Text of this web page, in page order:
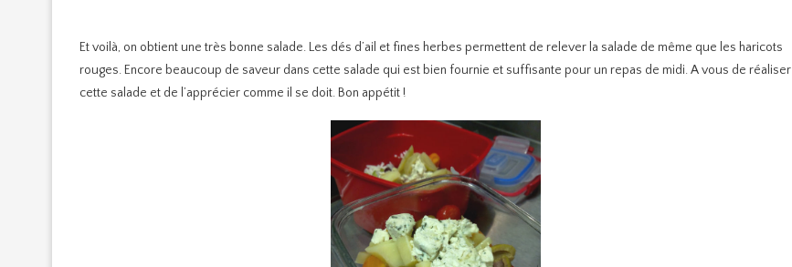
Et voilà, on obtient une très bonne salade. Les dés d’ail et fines herbes permettent de relever la salade de même que les haricots
rouges. Encore beaucoup de saveur dans cette salade qui est bien fournie et suffisante pour un repas de midi. A vous de réaliser
cette salade et de l’apprécier comme il se doit. Bon appétit !